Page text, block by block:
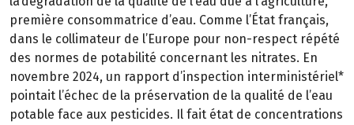
première consommatrice d’eau. Comme l’État français,
dans le collimateur de l’Europe pour non-respect répété
des normes de potabilité concernant les nitrates. En
novembre 2024, un rapport d’inspection interministériel*
pointait l’échec de la préservation de la qualité de l’eau
potable face aux pesticides. Il fait état de concentrations